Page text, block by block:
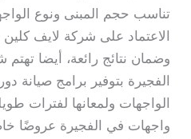
تناسب حجم المبنى ونوع
الاعتماد على شركة لايف كلين
وضمان نتائج رائعة، أيضا
الفجيرة بتوفير برامج صيانة
الواجهات ولمعانها لفترات
واجهات في الفجيرة عروضًا